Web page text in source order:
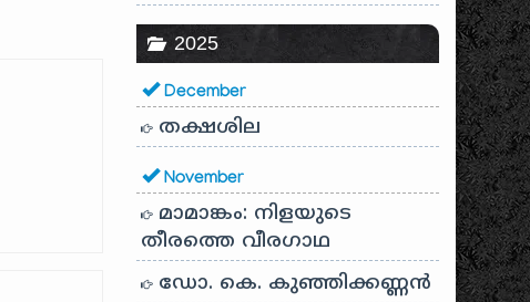
2025
December
തക്ഷശില
November
മാമാങ്കം: നിളയുടെ
തീരത്തെ വീരഗാഥ
ഡോ. കെ. കുഞ്ഞിക്കണ്ണൻ